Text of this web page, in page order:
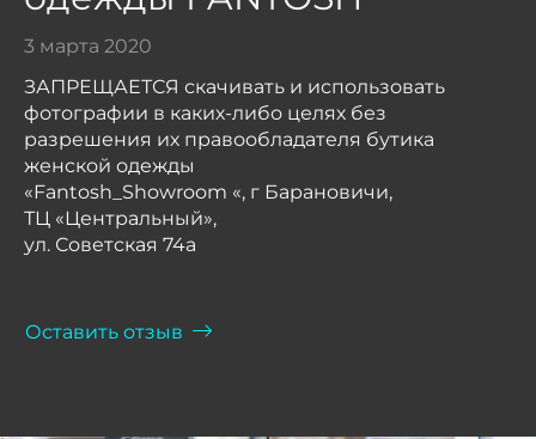
3 марта 2020
ЗАПРЕЩАЕТСЯ скачивать и использовать
фотографии в каких-либо целях без
разрешения их правообладателя бутика
женской одежды
«Fantosh_Showroom «, г Барановичи,
ТЦ «Центральный»,
ул. Советская 74а
Оставить отзыв